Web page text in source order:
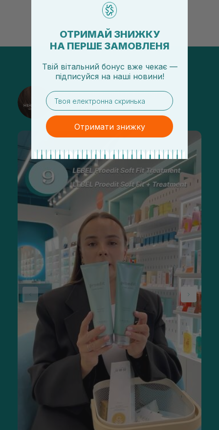
@sisters_stelmakh в Instagram
Подписаться
ОТРИМАЙ ЗНИЖКУ
НА ПЕРШЕ ЗАМОВЛЕНЯ
Твій вітальний бонус вже чекає —
підписуйся на наші новини!
email
Отримати знижку